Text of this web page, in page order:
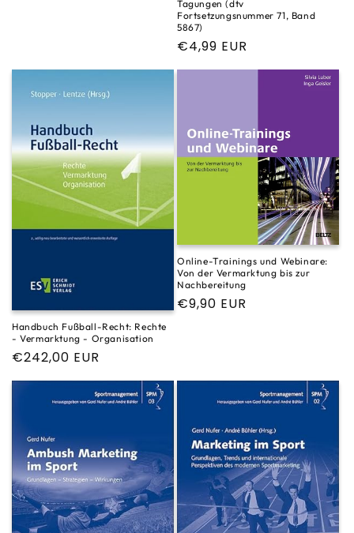
Tagungen (dtv
Fortsetzungsnummer 71, Band
5867)
Normaler
Preis
€4,99 EUR
Handbuch Fußball-Recht: Rechte
- Vermarktung - Organisation
Normaler
Preis
€242,00 EUR
Online-Trainings und Webinare:
Von der Vermarktung bis zur
Nachbereitung
Normaler
€9,90 EUR